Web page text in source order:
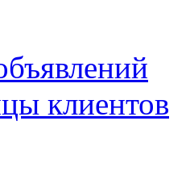
клиентов